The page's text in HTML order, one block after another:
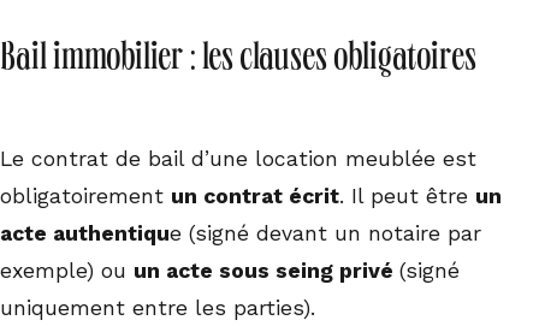
Bail immobilier : les clauses obligatoires
Le contrat de bail d’une location meublée est
obligatoirement un contrat écrit. Il peut être un
acte authentique (signé devant un notaire par
exemple) ou un acte sous seing privé (signé
uniquement entre les parties).